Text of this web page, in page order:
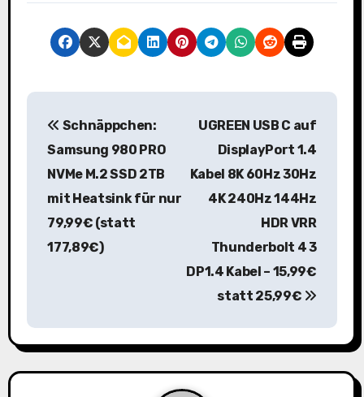
B
s
n
Schnäppchen:
Samsung 980 PRO
NVMe M.2 SSD 2TB
mit Heatsink für nur
79,99€ (statt
177,89€)
UGREEN USB C auf
DisplayPort 1.4
Kabel 8K 60Hz 30Hz
4K 240Hz 144Hz
HDR VRR
Thunderbolt 4 3
DP1.4 Kabel – 15,99€
statt 25,99€